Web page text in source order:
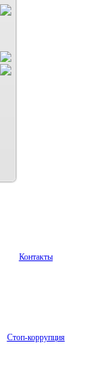
Контакты
Стоп-коррупция